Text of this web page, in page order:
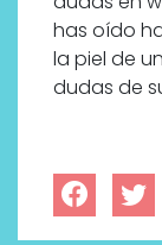
has oído
la piel de
dudas de